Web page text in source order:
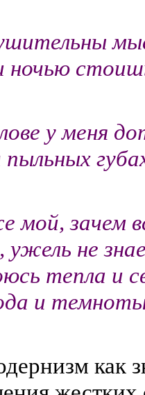
ночью
у меня
пыльных
мой, зачем
ужель не
тепла и
и
как